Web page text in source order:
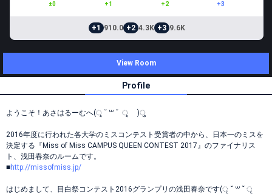
±0 +1 +2 +3
+1 910.0 +2 4.3K +3 9.6K
View Room
Profile
ようこそ！あさはるーむへ(ृ ˘ ꒳ ˘ ृ )ु
2016年度に行われた各大学のミスコンテスト受賞者の中から、日本一のミスを
決定する『Miss of Miss CAMPUS QUEEN CONTEST 2017』のファイナリス
ト、浅田春奈のルームです。
■http://missofmiss.jp/
はじめまして、目白祭コンテスト2016グランプリの浅田春奈です(ृ ˘ ꒳ ˘ ृ